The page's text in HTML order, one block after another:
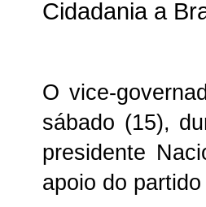
Cidadania a
O vice-
sábado (15),
presidente
apoio do